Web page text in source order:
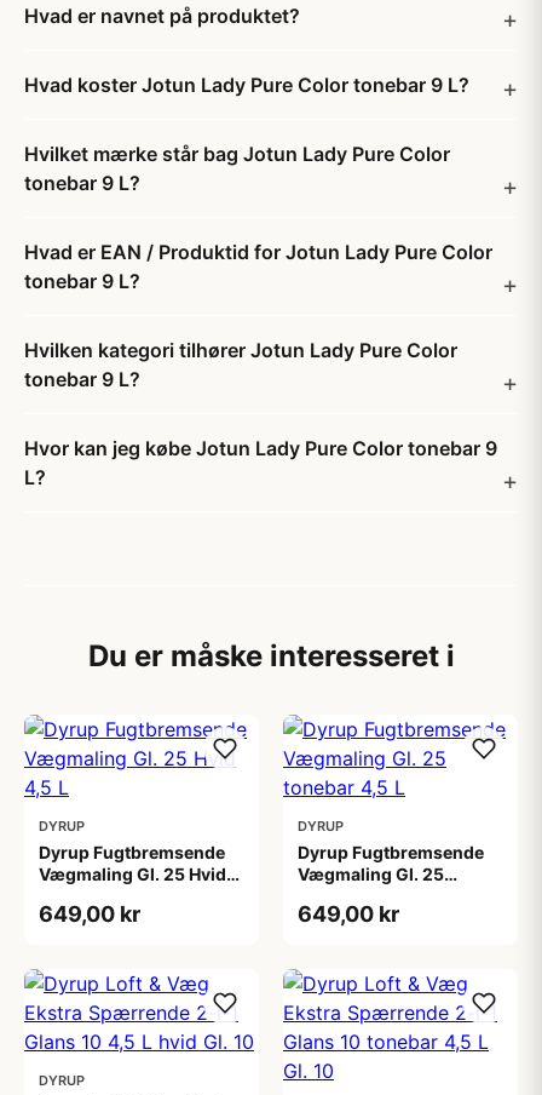
Hvad er navnet på produktet?
Hvad koster Jotun Lady Pure Color tonebar 9 L?
Hvilket mærke står bag Jotun Lady Pure Color
tonebar 9 L?
Hvad er EAN / Produktid for Jotun Lady Pure Color
tonebar 9 L?
Hvilken kategori tilhører Jotun Lady Pure Color
tonebar 9 L?
Hvor kan jeg købe Jotun Lady Pure Color tonebar 9
L?
Du er måske interesseret i
DYRUP
Dyrup Fugtbremsende
Vægmaling Gl. 25 Hvid
649,00 kr
DYRUP
Dyrup Fugtbremsende
Vægmaling Gl. 25
649,00 kr
DYRUP